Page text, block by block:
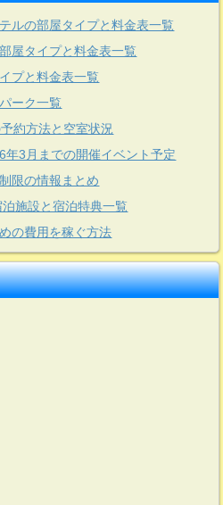
ルの部屋タイプと料金表一覧
屋タイプと料金表一覧
プと料金表一覧
ーク一覧
約方法と空室状況
3月までの開催イベント予定
限の情報まとめ
施設と宿泊特典一覧
の費用を稼ぐ方法